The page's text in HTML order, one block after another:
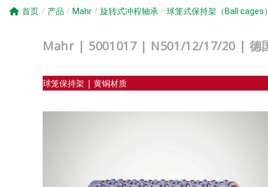
首页 / 产品 / Mahr / 旋转式冲程轴承 / 球笼式保持架（Ball cages）
Mahr | 5001017 | N501/12/17/20 | 德
球笼保持架 | 黄铜材质